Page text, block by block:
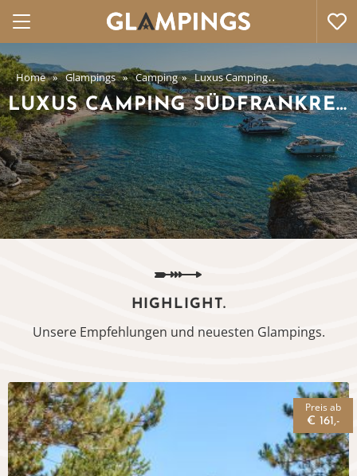
Home Glampings Camping Luxus Camping Luxus
LUXUS CAMPING SÜDFRANKREICH
HIGHLIGHT.
Unsere Empfehlungen und neuesten Glampings.
Preis ab
€ 161,-